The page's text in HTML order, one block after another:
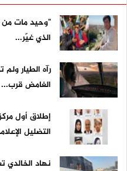
"وحيد مات من
الذي غيّر...
رآه الطيار
الغامض قرب...
إطلاق أول
التضليل
نهاد الخالدي